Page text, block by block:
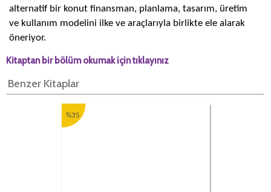
alternatif bir konut finansman, planlama, tasarım, üretim
ve kullanım modelini ilke ve araçlarıyla birlikte ele alarak
öneriyor.
Kitaptan bir bölüm okumak için tıklayınız
Benzer Kitaplar
%35